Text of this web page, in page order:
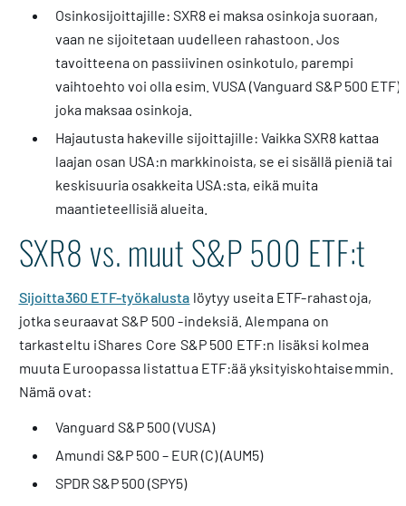
Osinkosijoittajille: SXR8 ei maksa osinkoja suoraan,
vaan ne sijoitetaan uudelleen rahastoon. Jos
tavoitteena on passiivinen osinkotulo, parempi
vaihtoehto voi olla esim. VUSA (Vanguard S&P 500 ETF),
joka maksaa osinkoja.
Hajautusta hakeville sijoittajille: Vaikka SXR8 kattaa
laajan osan USA:n markkinoista, se ei sisällä pieniä tai
keskisuuria osakkeita USA:sta, eikä muita
maantieteellisiä alueita.
SXR8 vs. muut S&P 500 ETF:t
Sijoitta360 ETF-työkalusta löytyy useita ETF-rahastoja,
jotka seuraavat S&P 500 -indeksiä. Alempana on
tarkasteltu iShares Core S&P 500 ETF:n lisäksi kolmea
muuta Euroopassa listattua ETF:ää yksityiskohtaisemmin.
Nämä ovat:
Vanguard S&P 500 (VUSA)
Amundi S&P 500 – EUR (C) (AUM5)
SPDR S&P 500 (SPY5)